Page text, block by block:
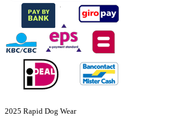
2025 Rapid Dog Wear